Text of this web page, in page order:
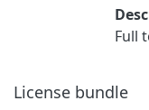
Full
License bundle